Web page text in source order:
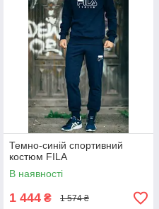
Темно-синій спортивний
костюм FILA
В наявності
1 444 ₴ 1 574 ₴